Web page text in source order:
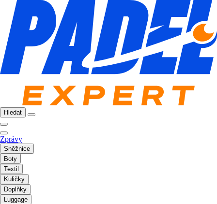
Hledat
Zprávy
Sněžnice
Boty
Textil
Kuličky
Doplňky
Luggage